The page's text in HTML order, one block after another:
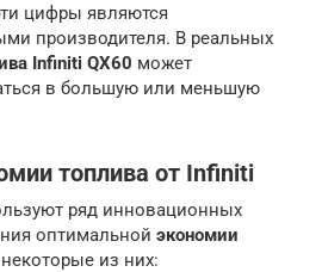
цифры являются
производителя. В реальных
Infiniti QX60 может
в большую или меньшую
топлива от Infiniti
ряд инновационных
оптимальной экономии
из них: